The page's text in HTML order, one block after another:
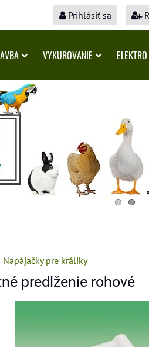
Prihlásiť sa
VYKUROVANIE ELEKTRO
Napájačky pre králiky
predlženie rohové